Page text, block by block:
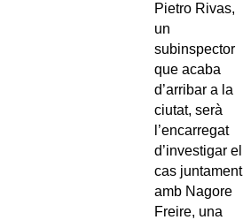
Pietro Rivas,
un
subinspector
que acaba
d’arribar a la
ciutat, serà
l’encarregat
d’investigar el
cas juntament
amb Nagore
Freire, una